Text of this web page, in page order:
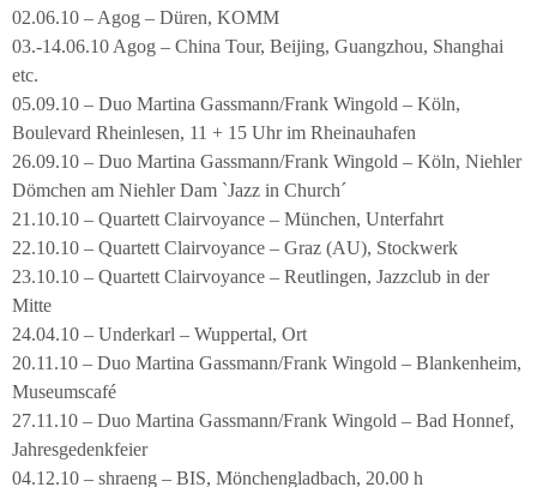
02.06.10 – Agog – Düren, KOMM
03.-14.06.10 Agog – China Tour, Beijing, Guangzhou, Shanghai
etc.
05.09.10 – Duo Martina Gassmann/Frank Wingold – Köln,
Boulevard Rheinlesen, 11 + 15 Uhr im Rheinauhafen
26.09.10 – Duo Martina Gassmann/Frank Wingold – Köln, Niehler
Dömchen am Niehler Dam `Jazz in Church´
21.10.10 – Quartett Clairvoyance – München, Unterfahrt
22.10.10 – Quartett Clairvoyance – Graz (AU), Stockwerk
23.10.10 – Quartett Clairvoyance – Reutlingen, Jazzclub in der
Mitte
24.04.10 – Underkarl – Wuppertal, Ort
20.11.10 – Duo Martina Gassmann/Frank Wingold – Blankenheim,
Museumscafé
27.11.10 – Duo Martina Gassmann/Frank Wingold – Bad Honnef,
Jahresgedenkfeier
04.12.10 – shraeng – BIS, Mönchengladbach, 20.00 h